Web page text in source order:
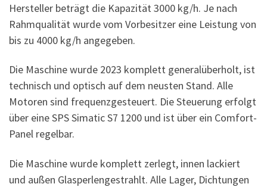
Hersteller beträgt die Kapazität 3000 kg/h. Je nach
Rahmqualität wurde vom Vorbesitzer eine Leistung von
bis zu 4000 kg/h angegeben.
Die Maschine wurde 2023 komplett generalüberholt, ist
technisch und optisch auf dem neusten Stand. Alle
Motoren sind frequenzgesteuert. Die Steuerung erfolgt
über eine SPS Simatic S7 1200 und ist über ein Comfort-
Panel regelbar.
Die Maschine wurde komplett zerlegt, innen lackiert
und außen Glasperlengestrahlt. Alle Lager, Dichtungen